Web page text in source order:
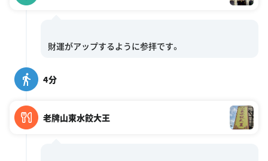
4分
老牌山東水餃大王